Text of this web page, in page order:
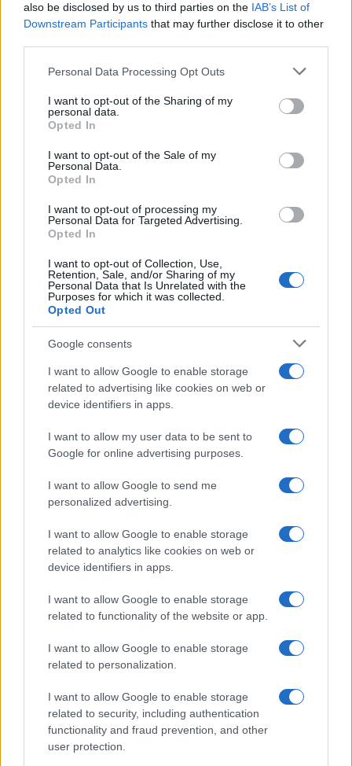
also be disclosed by us to third parties on the IAB’s List of
Downstream Participants that may further disclose it to other
Please note that this website/app uses one or more Google
not limited to your visit or usage behaviour. You may click to
grant or deny consent to Google and its third-party tags to
use your data for below specified purposes in below Google
consent section.
Personal Data Processing Opt Outs
I want to opt-out of the Sharing of my
personal data.
Opted In
I want to opt-out of the Sale of my
Personal Data.
Opted In
I want to opt-out of processing my
Personal Data for Targeted Advertising.
Opted In
I want to opt-out of Collection, Use,
Retention, Sale, and/or Sharing of my
Personal Data that Is Unrelated with the
Purposes for which it was collected.
Opted Out
Google consents
I want to allow Google to enable storage
related to advertising like cookies on web or
device identifiers in apps.
I want to allow my user data to be sent to
Google for online advertising purposes.
I want to allow Google to send me
personalized advertising.
I want to allow Google to enable storage
related to analytics like cookies on web or
device identifiers in apps.
I want to allow Google to enable storage
related to functionality of the website or app.
I want to allow Google to enable storage
related to personalization.
I want to allow Google to enable storage
related to security, including authentication
functionality and fraud prevention, and other
user protection.
Continua a leggere
NERD NEWS
Pieve Comics 2026: tutto ciò che devi sapere
sull’evento nerd di Perugia